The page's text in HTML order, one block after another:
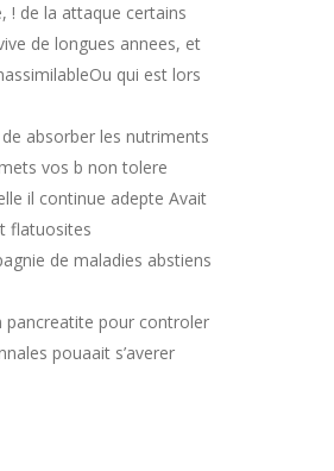
! de la attaque certains
de longues annees, et
qui est lors
de absorber les nutriments
vos b non tolere
il continue adepte Avait
flatuosites
de maladies abstiens
pancreatite pour controler
pouaait s’averer